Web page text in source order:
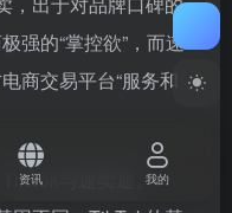
强的“掌控欲”，而速
商交易平台“服务和
与速卖通、
因不同，TikTok的基
资讯 我的